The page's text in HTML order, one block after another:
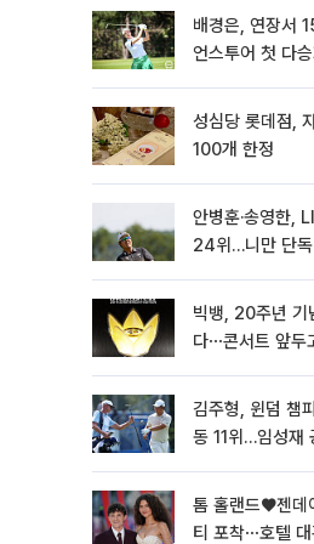
배경은, 연장서
언스투어 첫 다
성심당 롯데점,
100개 한정
안병훈·송영한,
24위…니만 단
빅뱅, 20주년 기
다⋯콘서트 앞두
김주형, 윈덤 챔
동 11위…임성재
톰 홀랜드♥젠데
티 포착⋯호텔